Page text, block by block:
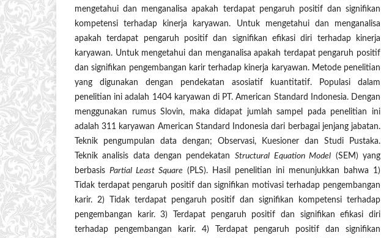
mengetahui dan menganalisa apakah terdapat pengaruh positif dan signifikan
kompetensi terhadap kinerja karyawan. Untuk mengetahui dan menganalisa
apakah terdapat pengaruh positif dan signifikan efikasi diri terhadap kinerja
karyawan. Untuk mengetahui dan menganalisa apakah terdapat pengaruh positif
dan signifikan pengembangan karir terhadap kinerja karyawan. Metode penelitian
yang digunakan dengan pendekatan asosiatif kuantitatif. Populasi dalam
penelitian ini adalah 1404 karyawan di PT. American Standard Indonesia. Dengan
menggunakan rumus Slovin, maka didapat jumlah sampel pada penelitian ini
adalah 311 karyawan American Standard Indonesia dari berbagai jenjang jabatan.
Teknik pengumpulan data dengan; Observasi, Kuesioner dan Studi Pustaka.
Teknik analisis data dengan pendekatan Structural Equation Model (SEM) yang
berbasis Partial Least Square (PLS). Hasil penelitian ini menunjukkan bahwa 1)
Tidak terdapat pengaruh positif dan signifikan motivasi terhadap pengembangan
karir. 2) Tidak terdapat pengaruh positif dan signifikan kompetensi terhadap
pengembangan karir. 3) Terdapat pengaruh positif dan signifikan efikasi diri
terhadap pengembangan karir. 4) Terdapat pengaruh positif dan signifikan